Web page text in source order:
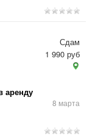
аренду
8 марта
Сдам
1 990 руб